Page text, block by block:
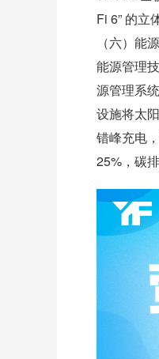
Fi 6” 的立
（六）能
能源管理
源管理系
设施将太
错峰充电
25%，碳